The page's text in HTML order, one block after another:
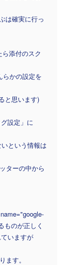
は確実に行っ
添付のスク
らかの設定を
と思います)
設定」に
という情報は
ターの中から
ものが正しく
いますが
ます。